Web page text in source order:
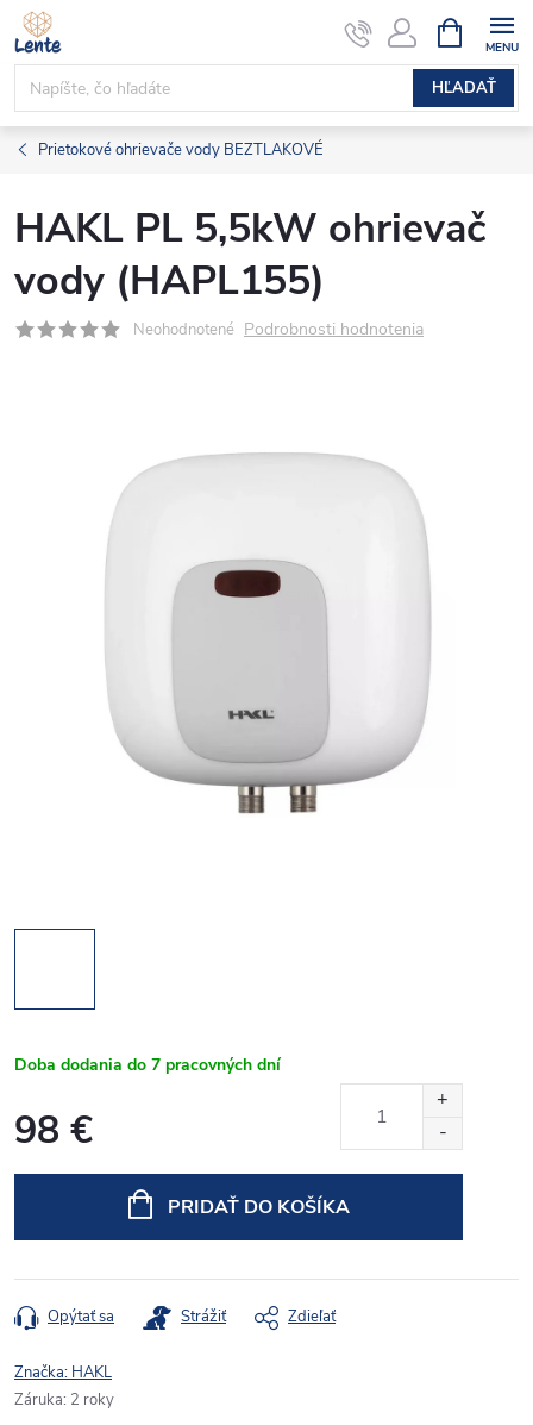
Prejsť
na
obsah
HĽADAŤ
KOŠÍK
Prietokové ohrievače vody BEZTLAKOVÉ
HAKL PL 5,5kW ohrievač
vody (HAPL155)
Neohodnotené Podrobnosti hodnotenia
Doba dodania do 7 pracovných dní
98 €
PRIDAŤ DO KOŠÍKA
Opýtať sa Strážiť Zdieľať
Značka: HAKL
Záruka: 2 roky